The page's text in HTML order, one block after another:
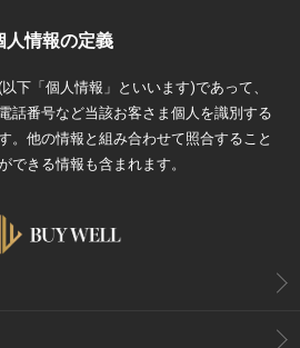
人情報の定義
下「個人情報」といいます)であって、
話番号など当該お客さま個人を識別する
。他の情報と組み合わせて照合すること
できる情報も含まれます。